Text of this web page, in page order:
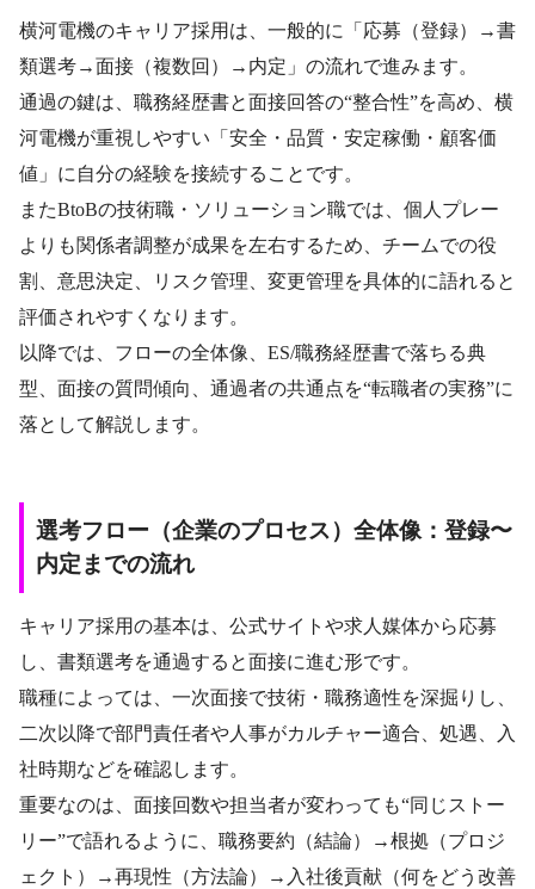
横河電機のキャリア採用は、一般的に「応募（登録）→書
類選考→面接（複数回）→内定」の流れで進みます。
通過の鍵は、職務経歴書と面接回答の“整合性”を高め、横
河電機が重視しやすい「安全・品質・安定稼働・顧客価
値」に自分の経験を接続することです。
またBtoBの技術職・ソリューション職では、個人プレー
よりも関係者調整が成果を左右するため、チームでの役
割、意思決定、リスク管理、変更管理を具体的に語れると
評価されやすくなります。
以降では、フローの全体像、ES/職務経歴書で落ちる典
型、面接の質問傾向、通過者の共通点を“転職者の実務”に
落として解説します。
選考フロー（企業のプロセス）全体像：登録〜
内定までの流れ
キャリア採用の基本は、公式サイトや求人媒体から応募
し、書類選考を通過すると面接に進む形です。
職種によっては、一次面接で技術・職務適性を深掘りし、
二次以降で部門責任者や人事がカルチャー適合、処遇、入
社時期などを確認します。
重要なのは、面接回数や担当者が変わっても“同じストー
リー”で語れるように、職務要約（結論）→根拠（プロジ
ェクト）→再現性（方法論）→入社後貢献（何をどう改善